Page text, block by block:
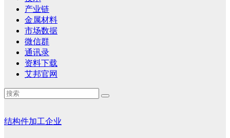
产业链
金属材料
市场数据
微信群
通讯录
资料下载
艾邦官网
结构件加工企业